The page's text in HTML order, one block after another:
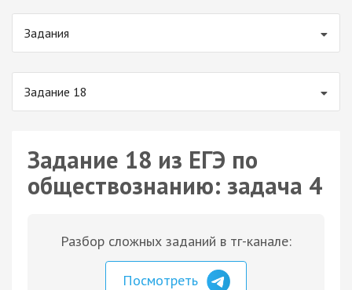
Задания
Задание 18
Задание 18 из ЕГЭ по
обществознанию: задача 4
Разбор сложных заданий в тг-канале:
Посмотреть